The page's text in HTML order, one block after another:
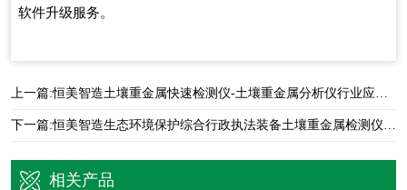
软件升级服务。
上一篇:恒美智造土壤重金属快速检测仪-土壤重金属分析仪行业应用白皮书
下一篇:恒美智造生态环境保护综合行政执法装备土壤重金属检测仪解决方案
相关产品